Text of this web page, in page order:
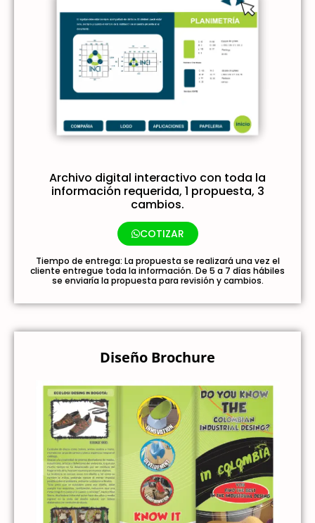
Archivo digital interactivo con toda la
información requerida, 1 propuesta, 3
cambios.
COTIZAR
Tiempo de entrega: La propuesta se realizará una vez el
cliente entregue toda la información. De 5 a 7 días hábiles
se enviaría la propuesta para revisión y cambios.
Diseño Brochure